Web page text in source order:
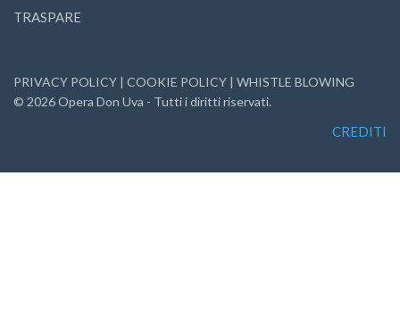
TRASPARE
PRIVACY POLICY | COOKIE POLICY | WHISTLE BLOWING
© 2026Opera Don Uva - Tutti i diritti riservati.
CREDITI